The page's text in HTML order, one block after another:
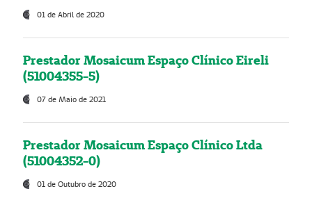
01 de Abril de 2020
Prestador Mosaicum Espaço Clínico Eireli
(51004355-5)
07 de Maio de 2021
Prestador Mosaicum Espaço Clínico Ltda
(51004352-0)
01 de Outubro de 2020